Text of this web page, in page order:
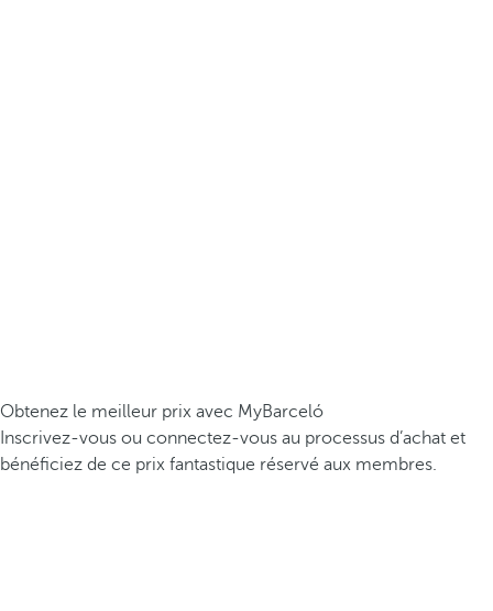
Obtenez le meilleur prix avec MyBarceló
Inscrivez-vous ou connectez-vous au processus d’achat et
bénéficiez de ce prix fantastique réservé aux membres.